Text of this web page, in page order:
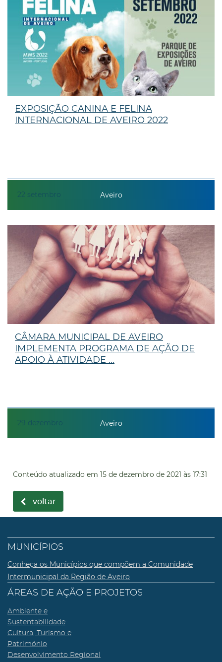
22 setembro
EXPOSIÇÃO CANINA E FELINA
INTERNACIONAL DE AVEIRO 2022
Aveiro
29 dezembro
CÂMARA MUNICIPAL DE AVEIRO
IMPLEMENTA PROGRAMA DE AÇÃO DE
APOIO À ATIVIDADE ...
Aveiro
Conteúdo atualizado em 15 de dezembro de 2021 às 17:31
voltar
MUNICÍPIOS
Conheça os Municípios que compõem a Comunidade
Intermunicipal da Região de Aveiro
ÁREAS DE AÇÃO E PROJETOS
Ambiente e
Sustentabilidade
Cultura, Turismo e
Património
Desenvolvimento Regional